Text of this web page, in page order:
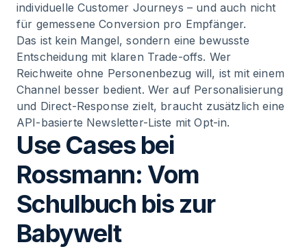
individuelle Customer Journeys – und auch nicht
für gemessene Conversion pro Empfänger.
Das ist kein Mangel, sondern eine bewusste
Entscheidung mit klaren Trade-offs. Wer
Reichweite ohne Personenbezug will, ist mit einem
Channel besser bedient. Wer auf Personalisierung
und Direct-Response zielt, braucht zusätzlich eine
API-basierte Newsletter-Liste mit Opt-in.
Use Cases bei
Rossmann: Vom
Schulbuch bis zur
Babywelt